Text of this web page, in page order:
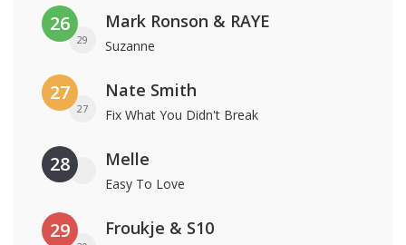
26
29
Mark Ronson & RAYE
Suzanne
27
27
Nate Smith
Fix What You Didn't Break
28 Melle
Easy To Love
29 Froukje & S10